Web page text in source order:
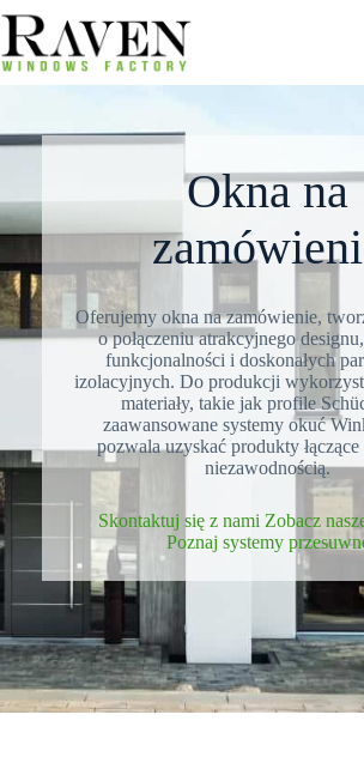
do
treści
Okna na
Oferujemy okna na zamówienie,
o połączeniu atrakcyjnego
funkcjonalności i doskonałych
izolacyjnych. Do produkcji
materiały, takie jak profile
zaawansowane systemy okuć
pozwala uzyskać produkty łączące
niezawodnością.
Skontaktuj się z nami Zobacz
Poznaj systemy